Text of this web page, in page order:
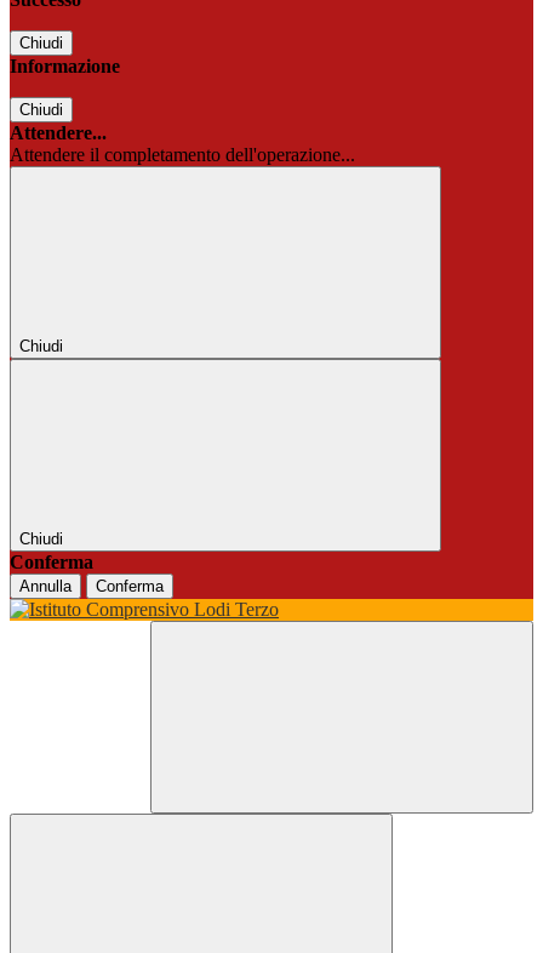
Chiudi
Informazione
Chiudi
Attendere...
Attendere il completamento dell'operazione...
Chiudi
Chiudi
Conferma
Annulla Conferma